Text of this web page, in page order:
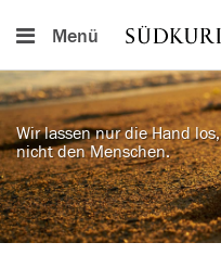
Menü
Wir lassen nur die Hand los,
nicht den Menschen.